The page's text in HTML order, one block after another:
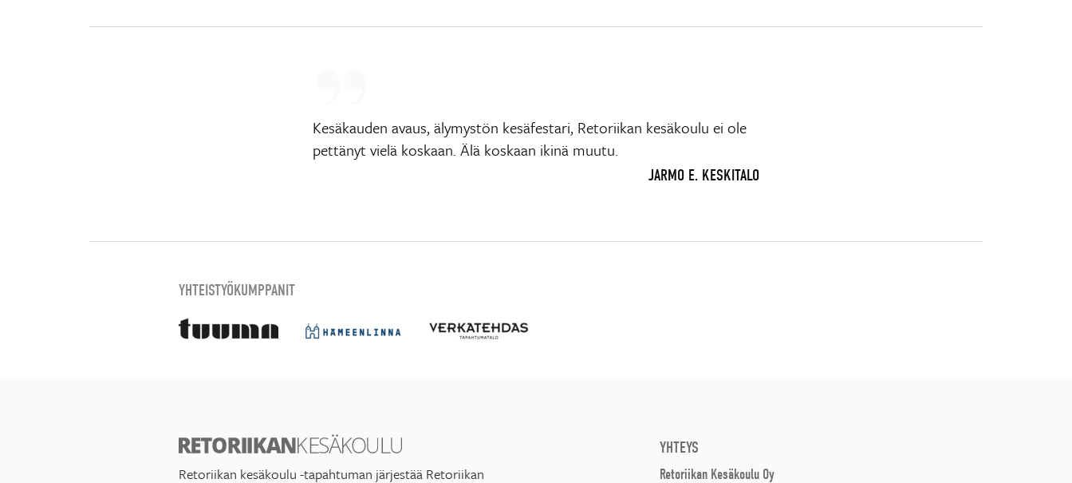
Kesäkauden avaus, älymystön kesäfestari, Retoriikan kesäkoulu ei ole
pettänyt vielä koskaan. Älä koskaan ikinä muutu.
JARMO E. KESKITALO
YHTEISTYÖKUMPPANIT
Retoriikan kesäkoulu -tapahtuman järjestää Retoriikan
YHTEYS
Retoriikan Kesäkoulu Oy